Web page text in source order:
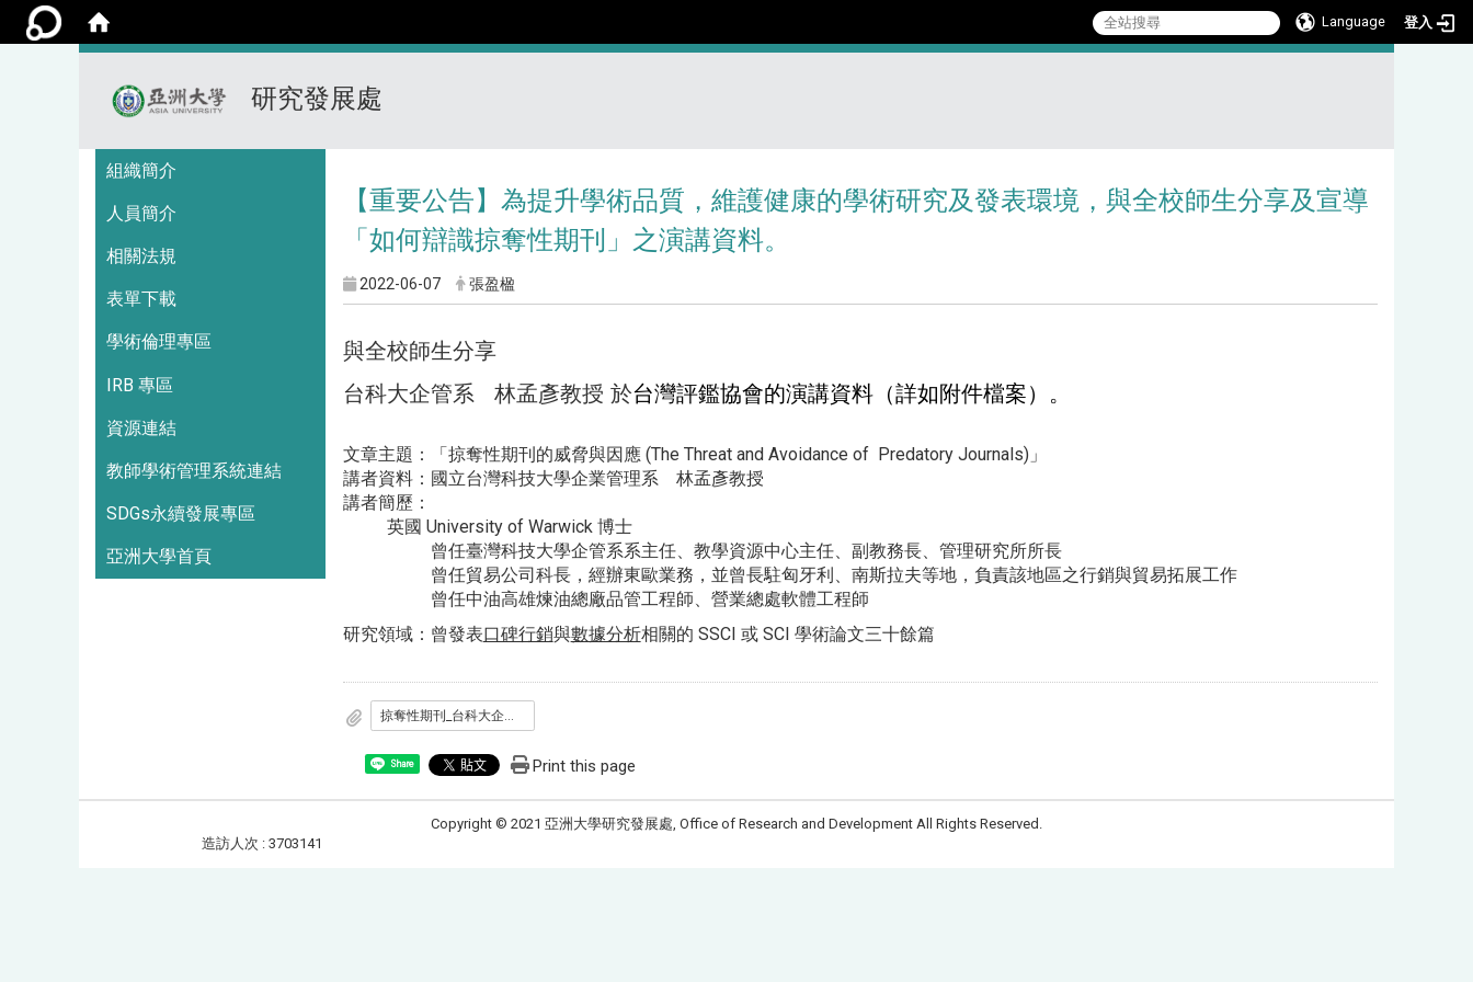
Language 登入
研究發展處
組織簡介
人員簡介
相關法規
表單下載
學術倫理專區
IRB 專區
資源連結
教師學術管理系統連結
SDGs永續發展專區
亞洲大學首頁
【重要公告】為提升學術品質，維護健康的學術研究及發表環境，與全校師生分享及宣導
「如何辯識掠奪性期刊」之演講資料。
2022-06-07 張盈楹
與全校師生分享
台科大企管系 林孟彥教授 於台灣評鑑協會的演講資料（詳如附件檔案）。
文章主題：「掠奪性期刊的威脅與因應 (The Threat and Avoidance of Predatory Journals)」
講者資料：國立台灣科技大學企業管理系 林孟彥教授
講者簡歷：
英國 University of Warwick 博士
曾任臺灣科技大學企管系系主任、教學資源中心主任、副教務長、管理研究所所長
曾任貿易公司科長，經辦東歐業務，並曾長駐匈牙利、南斯拉夫等地，負責該地區之行銷與貿易拓展工作
曾任中油高雄煉油總廠品管工程師、營業總處軟體工程師
研究領域：曾發表口碑行銷與數據分析相關的 SSCI 或 SCI 學術論文三十餘篇
掠奪性期刊_台科大企管系林孟彥教授202206.pdf
Share Print this page
Copyright © 2021 亞洲大學研究發展處, Office of Research and Development All Rights Reserved.
造訪人次 : 3703141